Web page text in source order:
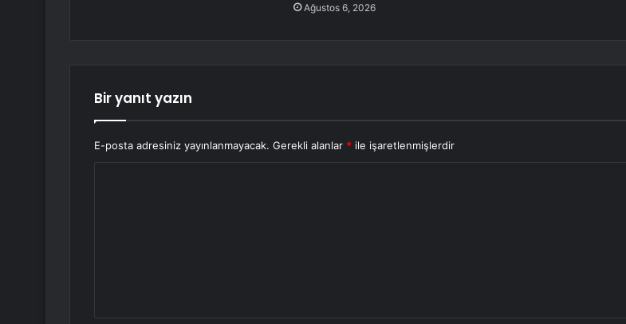
Ağustos 6, 2026
Bir yanıt yazın
E-posta adresiniz yayınlanmayacak. Gerekli alanlar * ile işaretlenmişlerdir